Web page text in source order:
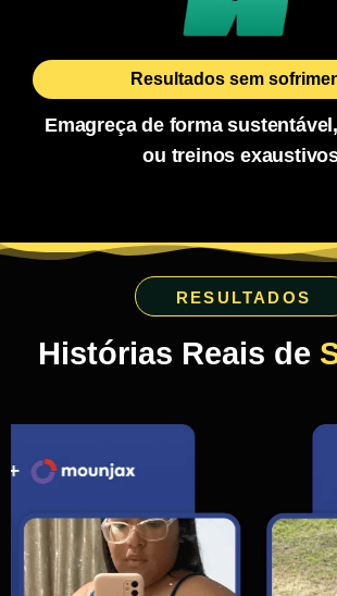
Resultados sem
Emagreça de forma
ou treinos
RESULTADOS
Histórias Reais de